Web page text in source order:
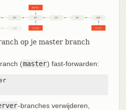
op je master branch
(master) fast-forwarden:
-branches verwijderen,